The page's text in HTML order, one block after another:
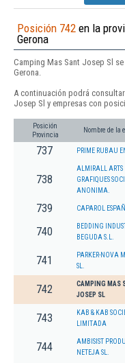
Posición 742 en la
Gerona
Camping Mas Sant Josep Sl
Gerona.
A continuación podrá
Josep Sl y empresas con
Posición
Provincia
Nombre de la
737 PRIME RUBAU
738
ALMIRALL ARTS
GRAFIQUES
ANONIMA.
739 CAPAROL
740
BEDDING
BEGUDA S.L.
741
PARKER-NOVA
SL.
742
CAMPING MAS
JOSEP SL
743
KAB & KAB
LIMITADA
744
AMBISIST
NETEJA SL.